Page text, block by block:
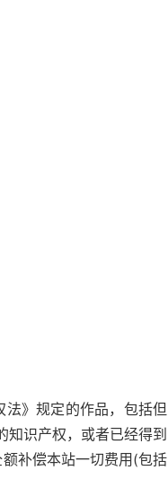
》规定的作品，包括但
识产权，或者已经得到
补偿本站一切费用(包括